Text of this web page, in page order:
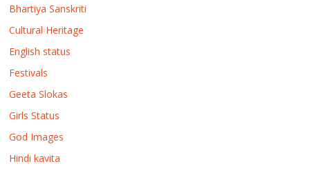
Bhartiya Sanskriti
Cultural Heritage
English status
Festivals
Geeta Slokas
Girls Status
God Images
Hindi kavita